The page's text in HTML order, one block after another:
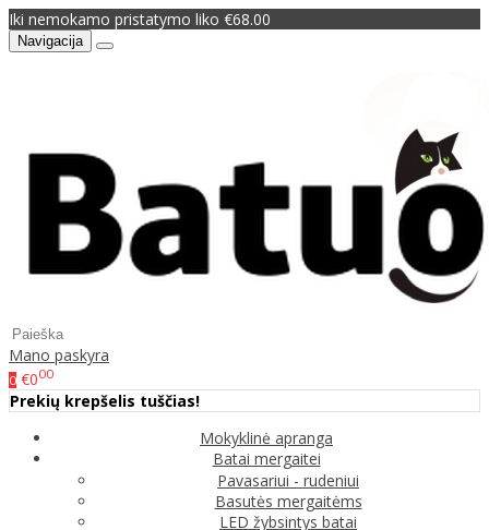
Iki nemokamo pristatymo liko €68.00
Navigacija
Mano paskyra
0 €000
Prekių krepšelis tuščias!
Mokyklinė apranga
Batai mergaitei
Pavasariui - rudeniui
Basutės mergaitėms
LED žybsintys batai